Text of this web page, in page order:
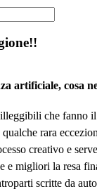
artificiale, cosa
che fanno il
rara
creativo e
e migliori la resa
scritte da